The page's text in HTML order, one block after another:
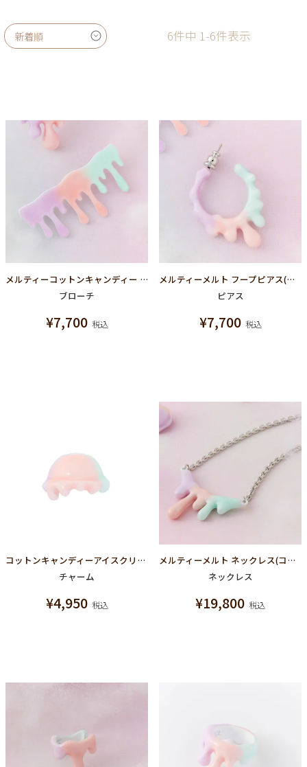
新着順 6件中 1-6件表示
メルティーコットンキャンディー ブローチ
ブローチ
¥7,700 税込
メルティーメルト フープピアス(コットンキャンディー)
ピアス
¥7,700 税込
コットンキャンディーアイスクリーム チャーム
チャーム
¥4,950 税込
メルティーメルト ネックレス(コットンキャンディー×シルバー)
ネックレス
¥19,800 税込